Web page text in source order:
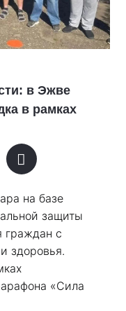
в Эжве
в рамках
на базе
защиты
граждан с
здоровья.
«Сила